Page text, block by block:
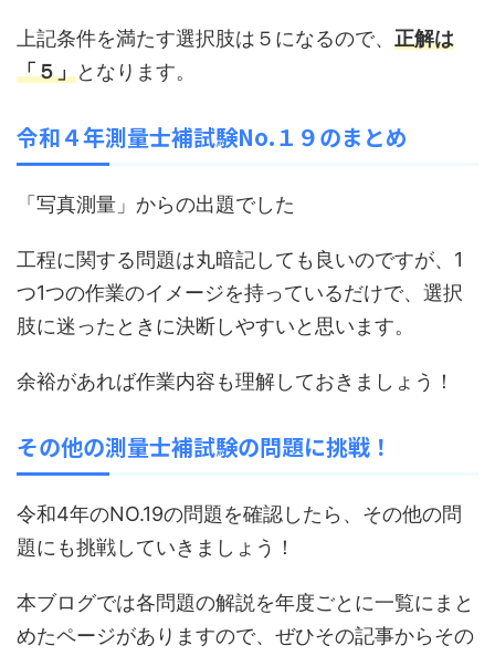
上記条件を満たす選択肢は５になるので、 正解は
「５」となります。
令和４年測量士補試験No.１９のまとめ
「写真測量」からの出題でした
工程に関する問題は丸暗記しても良いのですが、1
つ1つの作業のイメージを持っているだけで、選択
肢に迷ったときに決断しやすいと思います。
余裕があれば作業内容も理解しておきましょう！
その他の測量士補試験の問題に挑戦！
令和4年のNO.19の問題を確認したら、その他の問
題にも挑戦していきましょう！
本ブログでは各問題の解説を年度ごとに一覧にまと
めたページがありますので、ぜひその記事からその